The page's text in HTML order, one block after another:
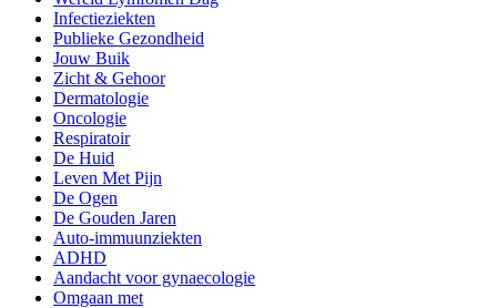
Infectieziekten
Publieke Gezondheid
Jouw Buik
Zicht & Gehoor
Dermatologie
Oncologie
Respiratoir
De Huid
Leven Met Pijn
De Ogen
De Gouden Jaren
Auto-immuunziekten
ADHD
Aandacht voor gynaecologie
Omgaan met